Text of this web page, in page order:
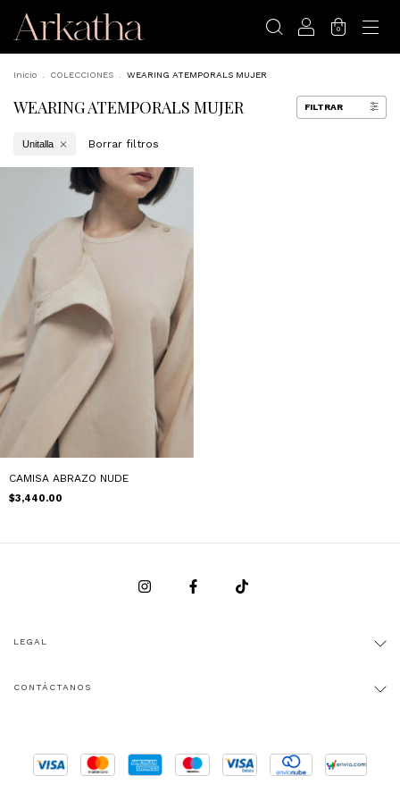
0
Inicio COLECCIONES WEARING ATEMPORALS MUJER
WEARING ATEMPORALS MUJER FILTRAR
Unitalla Borrar filtros
CAMISA ABRAZO NUDE
$3,440.00
LEGAL
CONTÁCTANOS